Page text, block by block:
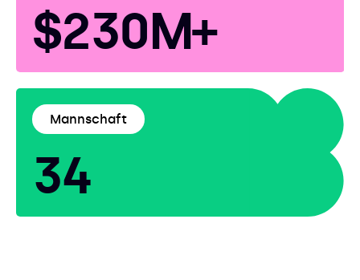
$230M+
Mannschaft
34